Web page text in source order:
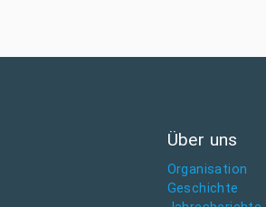
Über uns
Organisation
Geschichte